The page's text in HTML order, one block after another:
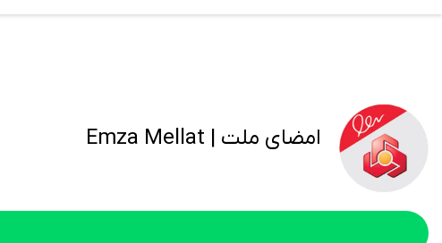
امضای ملت | Emza Mellat